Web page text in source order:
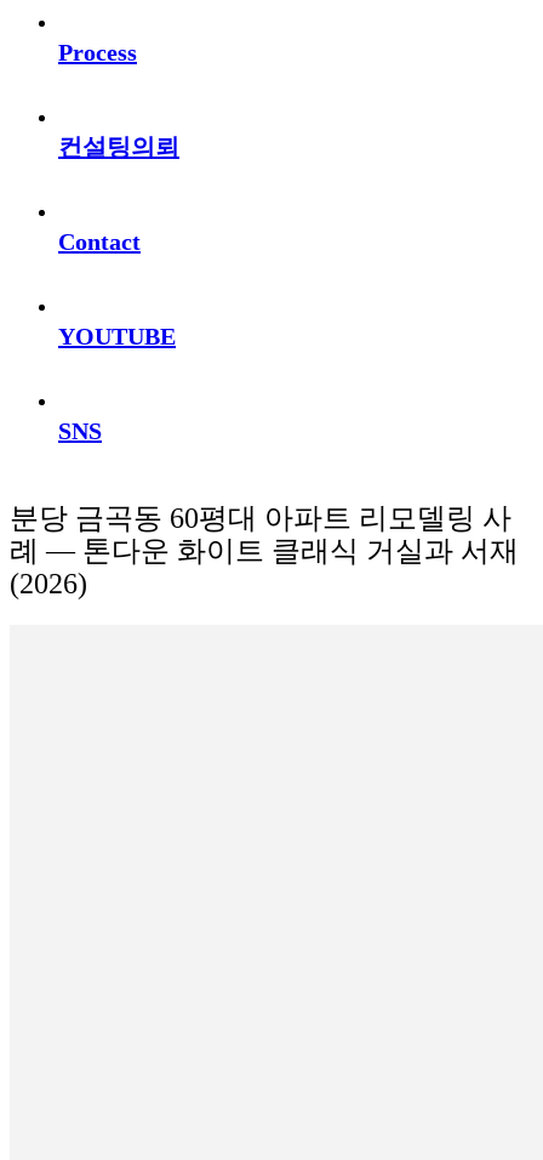
Process
컨설팅의뢰
Contact
YOUTUBE
SNS
분당 금곡동 60평대 아파트 리모델링 사
례 — 톤다운 화이트 클래식 거실과 서재
(2026)